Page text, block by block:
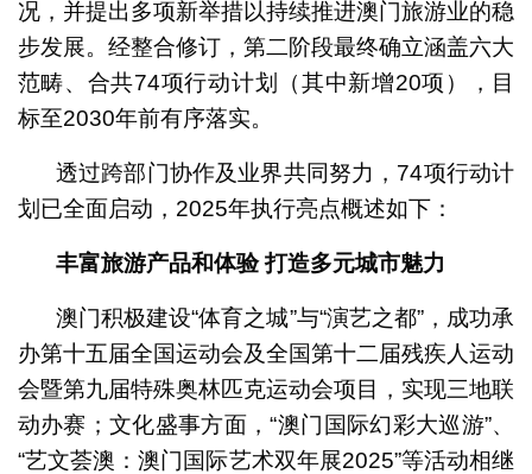
况，并提出多项新举措以持续推进澳门旅游业的稳
步发展。经整合修订，第二阶段最终确立涵盖六大
范畴、合共74项行动计划（其中新增20项），目
标至2030年前有序落实。
透过跨部门协作及业界共同努力，74项行动计
划已全面启动，2025年执行亮点概述如下：
丰富旅游产品和体验 打造多元城市魅力
澳门积极建设“体育之城”与“演艺之都”，成功承
办第十五届全国运动会及全国第十二届残疾人运动
会暨第九届特殊奥林匹克运动会项目，实现三地联
动办赛；文化盛事方面，“澳门国际幻彩大巡游”、
“艺文荟澳：澳门国际艺术双年展2025”等活动相继